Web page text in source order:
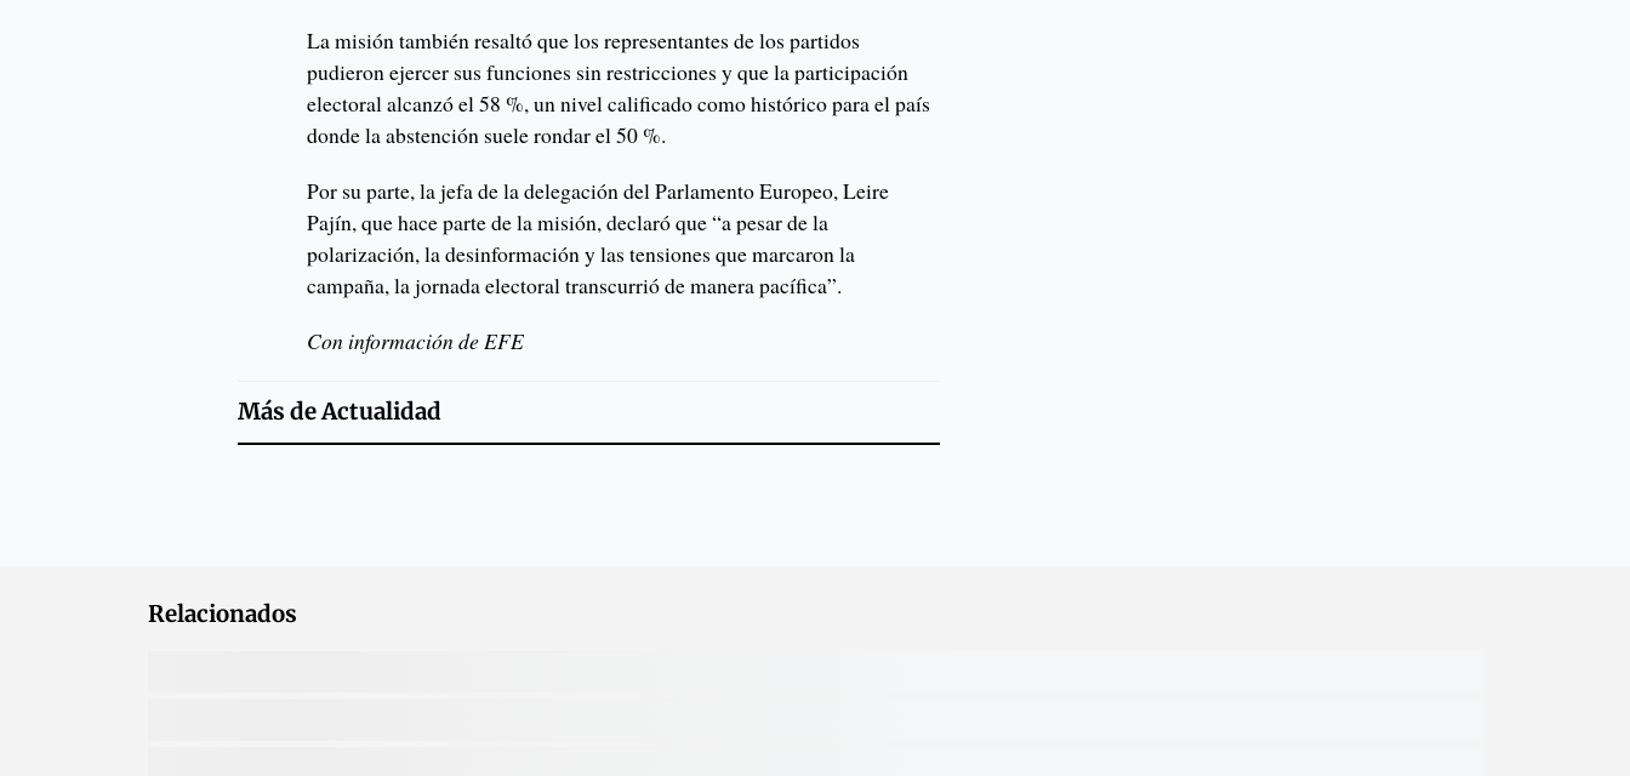
La misión también resaltó que los representantes de los partidos
pudieron ejercer sus funciones sin restricciones y que la participación
electoral alcanzó el 58 %, un nivel calificado como histórico para el país
donde la abstención suele rondar el 50 %.
Por su parte, la jefa de la delegación del Parlamento Europeo, Leire
Pajín, que hace parte de la misión, declaró que “a pesar de la
polarización, la desinformación y las tensiones que marcaron la
campaña, la jornada electoral transcurrió de manera pacífica”.
Con información de EFE
Más deActualidad
Relacionados